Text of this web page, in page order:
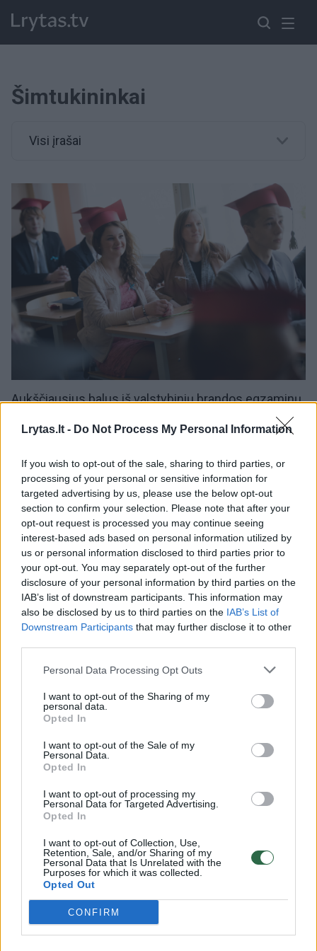
Lrytas.lt - Do Not Process My Personal Information
If you wish to opt-out of the sale, sharing to third parties, or
processing of your personal or sensitive information for
targeted advertising by us, please use the below opt-out
section to confirm your selection. Please note that after your
opt-out request is processed you may continue seeing
interest-based ads based on personal information utilized by
us or personal information disclosed to third parties prior to
your opt-out. You may separately opt-out of the further
disclosure of your personal information by third parties on the
IAB’s list of downstream participants. This information may
also be disclosed by us to third parties on the IAB’s List of
Downstream Participants that may further disclose it to other
Personal Data Processing Opt Outs
I want to opt-out of the Sharing of my
personal data.
Opted In
I want to opt-out of the Sale of my
Personal Data.
Opted In
I want to opt-out of processing my
Personal Data for Targeted Advertising.
Opted In
I want to opt-out of Collection, Use,
Retention, Sale, and/or Sharing of my
Personal Data that Is Unrelated with the
Purposes for which it was collected.
Opted Out
CONFIRM
Šimtukininkai
Visi įrašai
Aukščiausius balus iš valstybiniųbrandos egzaminų
vadinami šimtukininkais bei būna
apdovanojami. Įvertinimai paaiškėja po visos
pasiruošimą egzaminams, brandos egzaminų
tvarkaraščius ir rezultatas rasite rubrikojeŠvietimas
00:03:07
Apdovanoti gabiausi Vilniaus abiturientai: pasidalijo
įspūdžiais ir atsakė, ko palinkėtų kitiems
Žinios Lietuvos diena
00:03:14
Geriausiųjų mokinių sąraše ir ukrainiečiai: atsakė, kokias
kryptis renkasi šalies jaunimas
00:01:17
Apdovanoti geriausi šalies abiturientai: vieniems
karantinas pakišo koją, o kitus gelbėjo
Žinios | Lietuvos diena
Gabiausi abiturientai apie savo pasiekimus kalba kukliai
Žinios | Lietuvos diena
16-metė gavo tris šimtukus iš egzaminų
Žinios | Lietuvos diena
Šimtukininkai negaili kritikos egzaminų rengėjams